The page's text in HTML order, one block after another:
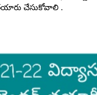
చేసుకోవాలి .